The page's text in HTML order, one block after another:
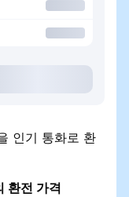
기 통화로 환
환전 가격